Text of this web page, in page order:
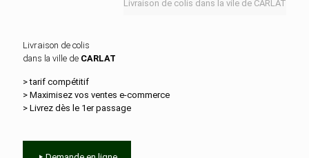
Livraison de colis dans la vile de CARLAT
Livraison de colis
dans la ville de CARLAT
> tarif compétitif
> Maximisez vos ventes e‑commerce
> Livrez dès le 1er passage